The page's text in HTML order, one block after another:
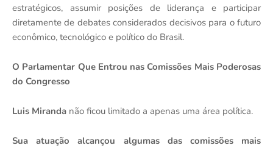
estratégicos, assumir posições de liderança e participar
diretamente de debates considerados decisivos para o futuro
econômico, tecnológico e político do Brasil.
O Parlamentar Que Entrou nas Comissões Mais Poderosas
do Congresso
Luis Miranda não ficou limitado a apenas uma área política.
Sua atuação alcançou algumas das comissões mais